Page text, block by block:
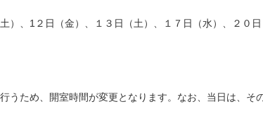
）、1２日（金）、１３日（土）、１７日（水）、２０
うため、開室時間が変更となります。なお、当日は、そ